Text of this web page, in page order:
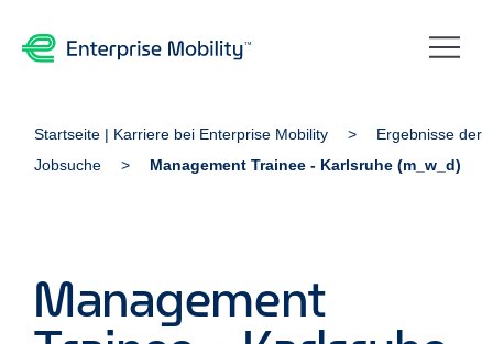
Startseite | Karriere bei Enterprise Mobility
Ergebnisse der
Jobsuche
Management Trainee - Karlsruhe (m_w_d)
Management